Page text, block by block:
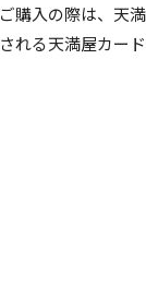
ご購入の際は、天
される天満屋カー